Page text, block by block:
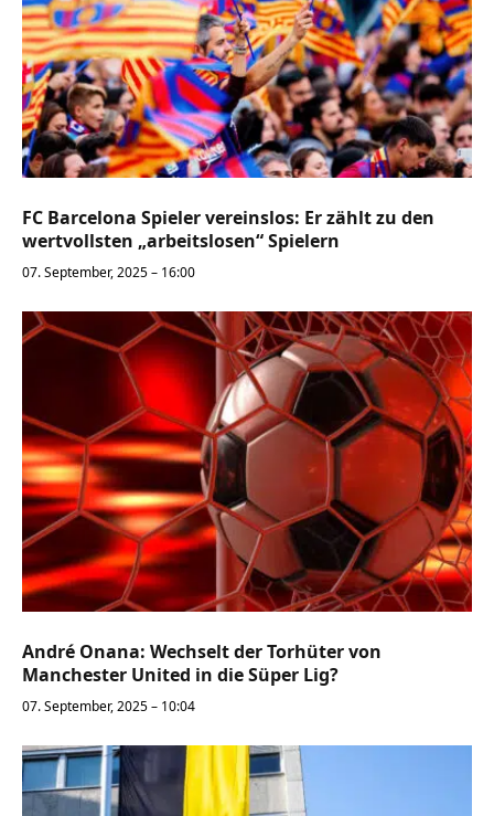
FC Barcelona Spieler vereinslos: Er zählt zu den
wertvollsten „arbeitslosen“ Spielern
07. September, 2025 – 16:00
André Onana: Wechselt der Torhüter von
Manchester United in die Süper Lig?
07. September, 2025 – 10:04